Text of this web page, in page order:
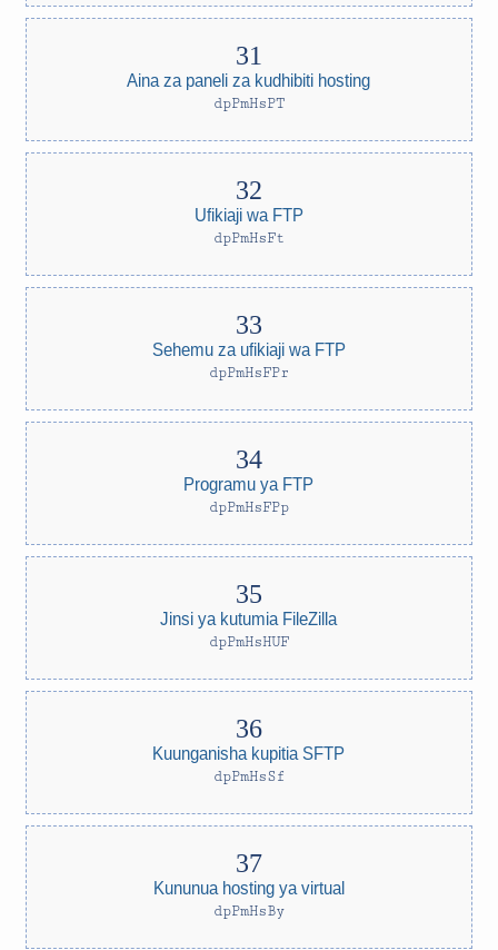
Aina za paneli za kudhibiti hosting
dpPmHsPT
Ufikiaji wa FTP
dpPmHsFt
Sehemu za ufikiaji wa FTP
dpPmHsFPr
Programu ya FTP
dpPmHsFPp
Jinsi ya kutumia FileZilla
dpPmHsHUF
Kuunganisha kupitia SFTP
dpPmHsSf
Kununua hosting ya virtual
dpPmHsBy